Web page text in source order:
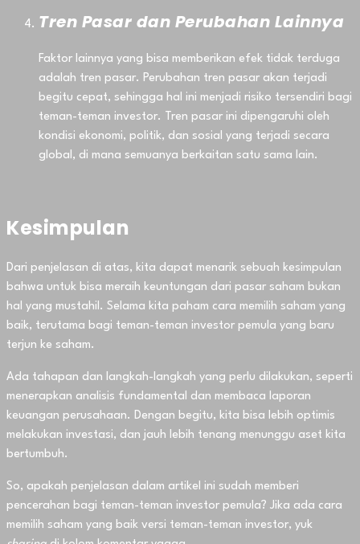
Tren Pasar dan Perubahan Lainnya
Faktor lainnya yang bisa memberikan efek tidak terduga
adalah tren pasar. Perubahan tren pasar akan terjadi
begitu cepat, sehingga hal ini menjadi risiko tersendiri bagi
teman-teman investor. Tren pasar ini dipengaruhi oleh
kondisi ekonomi, politik, dan sosial yang terjadi secara
global, di mana semuanya berkaitan satu sama lain.
Kesimpulan
Dari penjelasan di atas, kita dapat menarik sebuah kesimpulan
bahwa untuk bisa meraih keuntungan dari pasar saham bukan
hal yang mustahil. Selama kita paham cara memilih saham yang
baik, terutama bagi teman-teman investor pemula yang baru
terjun ke saham.
Ada tahapan dan langkah-langkah yang perlu dilakukan, seperti
menerapkan analisis fundamental dan membaca laporan
keuangan perusahaan. Dengan begitu, kita bisa lebih optimis
melakukan investasi, dan jauh lebih tenang menunggu aset kita
bertumbuh.
So, apakah penjelasan dalam artikel ini sudah memberi
pencerahan bagi teman-teman investor pemula? Jika ada cara
memilih saham yang baik versi teman-teman investor, yuk